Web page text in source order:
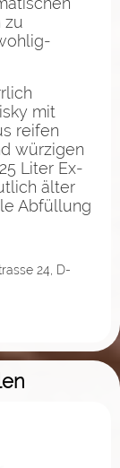
zu
mit
reifen
würzigen
Liter Ex-
älter
Abfüllung
24, D-